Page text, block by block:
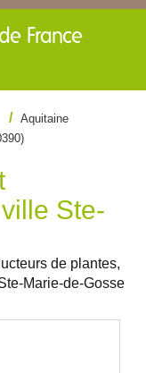
France
Aquitaine
Ste-
de plantes,
Marie-de-Gosse